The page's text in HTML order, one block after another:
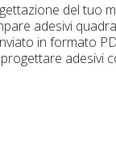
del tuo
adesivi
in formato
adesivi